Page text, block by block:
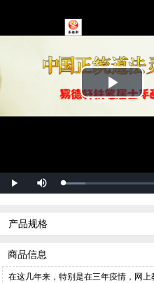
Play
Play
Loaded:
0%
Progress:
0%
产品规格
商品信息
在这几年来，特别是在三年疫情，网上